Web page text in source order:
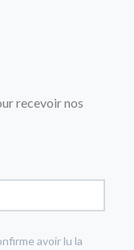
recevoir nos
avoir lu la